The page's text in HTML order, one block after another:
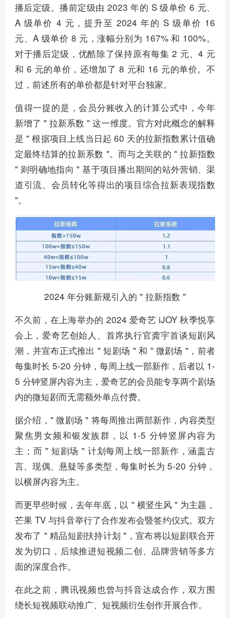
播后定级。播前定级由 2023 年的 S 级单价 6 元、
A 级单价 4 元，提升至 2024 年的 S 级单价 16
元、A 级单价 8 元，涨幅分别为 167% 和 100%。
对于播后定级，优酷除了保持原有每集 2 元、4 元
和 6 元的单价，还增加了 8 元和 16 元的单价。不
过，前述所有的单价都是针对平台独家。
值得一提的是，会员分账收入的计算公式中，今年
新增了 " 拉新系数 " 这一维度。官方对此概念的解释
是 " 根据项目上线当日起 60 天的拉新指数累计值确
定最终结算的拉新系数 "。而与之关联的 " 拉新指数
" 则明确地指向 " 基于项目播出期间的站外营销、渠
道引流、会员转化等得出的项目综合拉新表现指数
"。
2024 年分账新规引入的 " 拉新指数 "
不久前，在上海举办的 2024 爱奇艺 iJOY 秋季悦享
会上，爱奇艺创始人、首席执行官龚宇首谈短剧风
潮，并宣布正式推出 " 短剧场 " 和 " 微剧场 "，前者
每集时长 5-20 分钟，每周上线一部新作，后者以 1-
5 分钟竖屏内容为主，爱奇艺的会员能专享两个剧场
内的微短剧而无需额外单点付费。
据介绍，" 微剧场 " 将每周推出两部新作，内容类型
聚焦男女频和银发族群，以 1-5 分钟竖屏内容为
主；而 " 短剧场 " 计划每周上线一部新作，涵盖古
言、现偶、悬疑等多类型，每集时长为 5-20 分钟，
以横屏内容为主。
而更早些时候，去年年底，以 " 横竖生风 " 为主题，
芒果 TV 与抖音举行了合作发布会暨签约仪式。双方
发布了 " 精品短剧扶持计划 "，宣布将以短剧联合开
发为切口，后续推进短视频二创、品牌营销等多方
面的深度合作。
在此之前，腾讯视频也曾与抖音达成合作，双方围
绕长短视频联动推广、短视频衍生创作开展合作。